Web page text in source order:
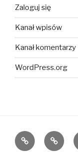
Zaloguj się
Kanał wpisów
Kanał komentarzy
WordPress.org
magia
kaszmiru
kaszmir